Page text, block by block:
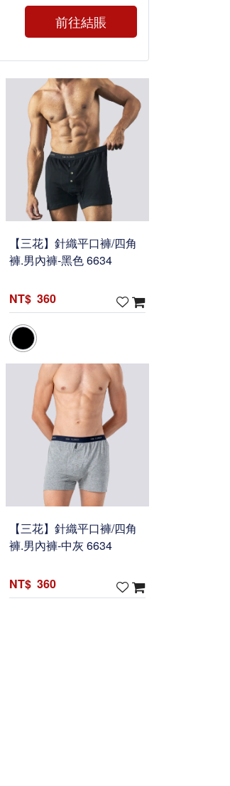
前往結賬
【三花】針織平口褲/四角
褲.男內褲-黑色 6634
360
【三花】針織平口褲/四角
褲.男內褲-中灰 6634
360